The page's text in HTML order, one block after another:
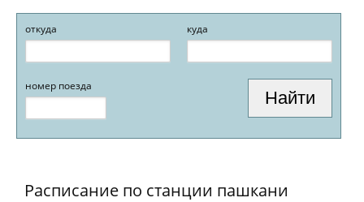
откуда куда
номер поезда
Расписание по станции пашкани